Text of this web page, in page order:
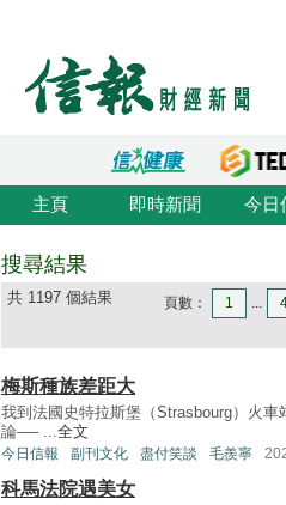
主頁 即時新聞 今日
搜尋結果
共 1197 個結果 頁數： 1 ...
梅斯種族差距大
我到法國史特拉斯堡（Strasbourg）火
論── ...全文
今日信報 副刊文化 盡付笑談 毛羨寧
科馬法院遇美女